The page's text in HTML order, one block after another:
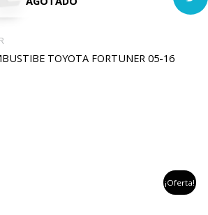
TOYOTA FORTUNER 05-16
¡Oferta!